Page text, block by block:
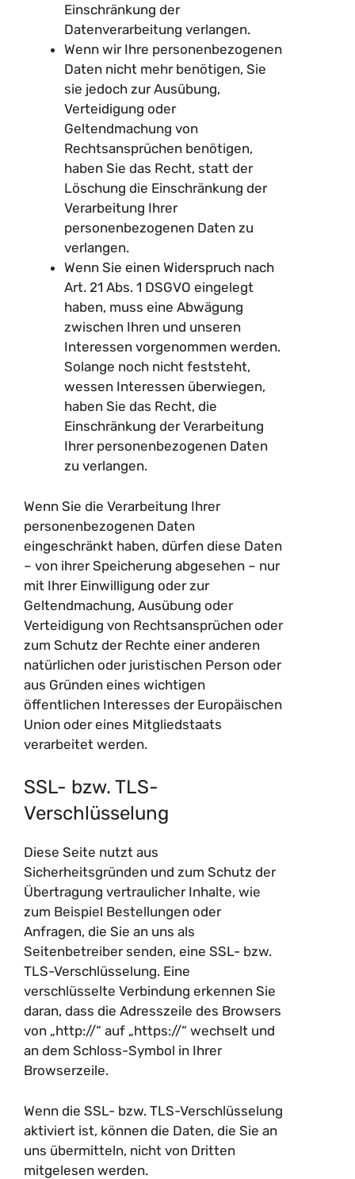
Einschränkung der
Datenverarbeitung verlangen.
Wenn wir Ihre personenbezogenen
Daten nicht mehr benötigen, Sie
sie jedoch zur Ausübung,
Verteidigung oder
Geltendmachung von
Rechtsansprüchen benötigen,
haben Sie das Recht, statt der
Löschung die Einschränkung der
Verarbeitung Ihrer
personenbezogenen Daten zu
verlangen.
Wenn Sie einen Widerspruch nach
Art. 21 Abs. 1 DSGVO eingelegt
haben, muss eine Abwägung
zwischen Ihren und unseren
Interessen vorgenommen werden.
Solange noch nicht feststeht,
wessen Interessen überwiegen,
haben Sie das Recht, die
Einschränkung der Verarbeitung
Ihrer personenbezogenen Daten
zu verlangen.
Wenn Sie die Verarbeitung Ihrer
personenbezogenen Daten
eingeschränkt haben, dürfen diese Daten
– von ihrer Speicherung abgesehen – nur
mit Ihrer Einwilligung oder zur
Geltendmachung, Ausübung oder
Verteidigung von Rechtsansprüchen oder
zum Schutz der Rechte einer anderen
natürlichen oder juristischen Person oder
aus Gründen eines wichtigen
öffentlichen Interesses der Europäischen
Union oder eines Mitgliedstaats
verarbeitet werden.
SSL- bzw. TLS-
Verschlüsselung
Diese Seite nutzt aus
Sicherheitsgründen und zum Schutz der
Übertragung vertraulicher Inhalte, wie
zum Beispiel Bestellungen oder
Anfragen, die Sie an uns als
Seitenbetreiber senden, eine SSL- bzw.
TLS-Verschlüsselung. Eine
verschlüsselte Verbindung erkennen Sie
daran, dass die Adresszeile des Browsers
von „http://“ auf „https://“ wechselt und
an dem Schloss-Symbol in Ihrer
Browserzeile.
Wenn die SSL- bzw. TLS-Verschlüsselung
aktiviert ist, können die Daten, die Sie an
uns übermitteln, nicht von Dritten
mitgelesen werden.